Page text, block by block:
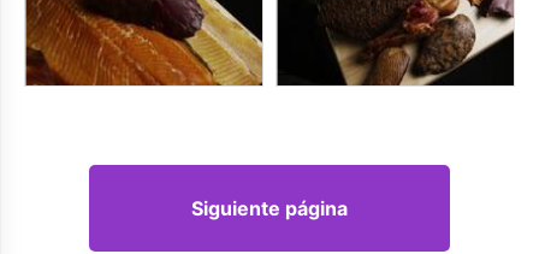
Siguiente página